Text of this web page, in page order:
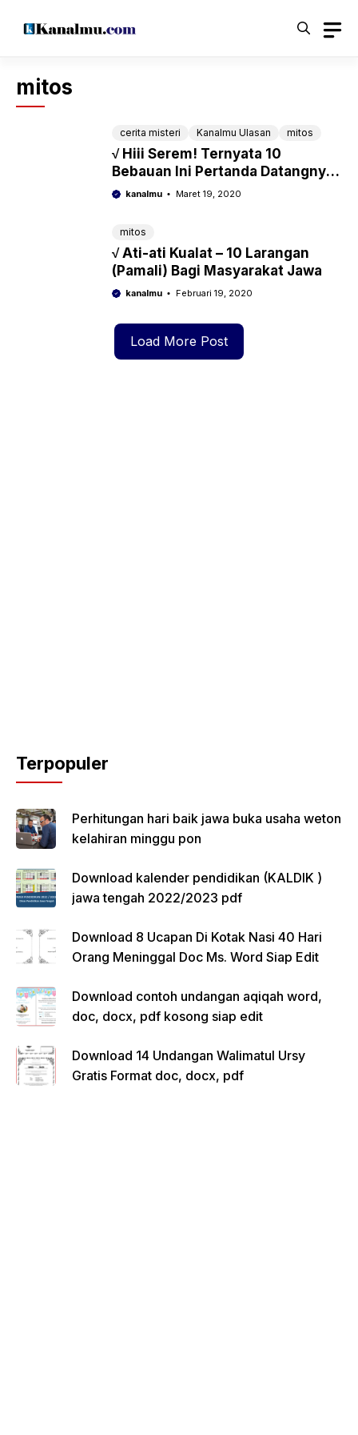
mitos
cerita misteri Kanalmu Ulasan mitos
√ Hiii Serem! Ternyata 10
Bebauan Ini Pertanda Datangnya
Setan
kanalmu Maret 19, 2020
mitos
√ Ati-ati Kualat – 10 Larangan
(Pamali) Bagi Masyarakat Jawa
kanalmu Februari 19, 2020
Load More Post
Terpopuler
Perhitungan hari baik jawa buka usaha weton
kelahiran minggu pon
Download kalender pendidikan (KALDIK )
jawa tengah 2022/2023 pdf
Download 8 Ucapan Di Kotak Nasi 40 Hari
Orang Meninggal Doc Ms. Word Siap Edit
Download contoh undangan aqiqah word,
doc, docx, pdf kosong siap edit
Download 14 Undangan Walimatul Ursy
Gratis Format doc, docx, pdf